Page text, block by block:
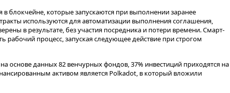
блокчейне, которые запускаются при выполнении заранее
используются для автоматизации выполнения соглашения,
в результате, без участия посредника и потери времени. Смарт-
рабочий процесс, запуская следующее действие при строгом
основе данных 82 венчурных фондов, 37% инвестиций приходятся на
активом является Polkadot, в который вложили